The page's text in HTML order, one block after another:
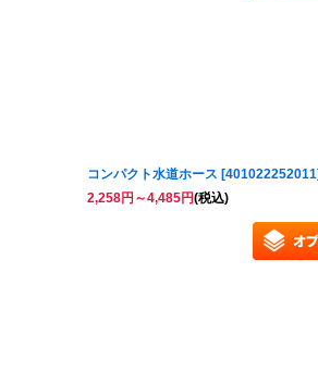
コンパクト水道ホース [401022252011]
2,258円 ～4,485円(税込)